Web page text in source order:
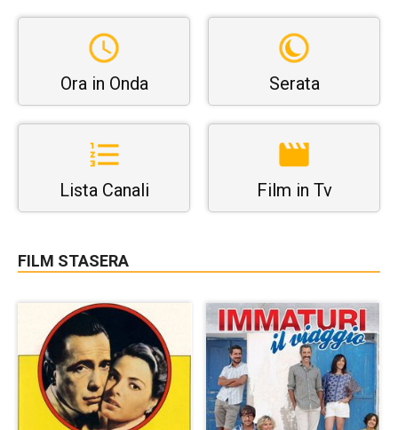
Ora in Onda Serata
Lista Canali Film in Tv
FILM STASERA